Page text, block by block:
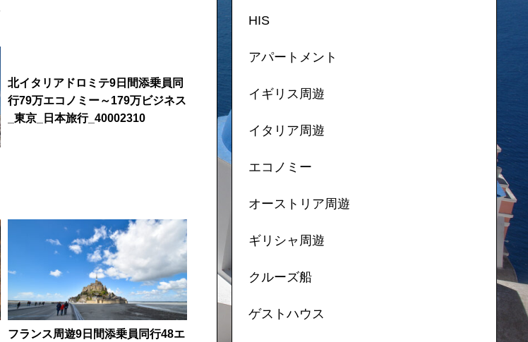
北イタリアドロミテ9日間添乗員同
行79万エコノミー～179万ビジネス
_東京_日本旅行_40002310
フランス周遊9日間添乗員同行48エ
HIS
アパートメント
イギリス周遊
イタリア周遊
エコノミー
オーストリア周遊
ギリシャ周遊
クルーズ船
ゲストハウス